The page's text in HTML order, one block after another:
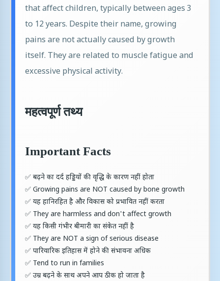
that affect children, typically between ages 3
to 12 years. Despite their name, growing
pains are not actually caused by growth
itself. They are related to muscle fatigue and
excessive physical activity.
महत्वपूर्ण तथ्य
Important Facts
✅ बढ़ने का दर्द हड्डियों की वृद्धि के कारण नहीं होता
✅ Growing pains are NOT caused by bone growth
✅ यह हानिरहित है और विकास को प्रभावित नहीं करता
✅ They are harmless and don't affect growth
✅ यह किसी गंभीर बीमारी का संकेत नहीं है
✅ They are NOT a sign of serious disease
✅ पारिवारिक इतिहास में होने की संभावना अधिक
✅ Tend to run in families
✅ उम्र बढ़ने के साथ अपने आप ठीक हो जाता है